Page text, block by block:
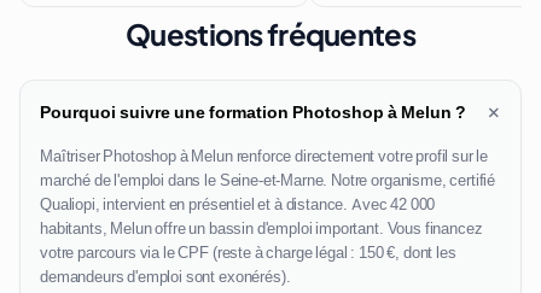
Questions fréquentes
Pourquoi suivre une formation Photoshop à Melun ? +
Maîtriser Photoshop à Melun renforce directement votre profil sur le
marché de l'emploi dans le Seine-et-Marne. Notre organisme, certifié
Qualiopi, intervient en présentiel et à distance. Avec 42 000
habitants, Melun offre un bassin d'emploi important. Vous financez
votre parcours via le CPF (reste à charge légal : 150 €, dont les
demandeurs d'emploi sont exonérés).